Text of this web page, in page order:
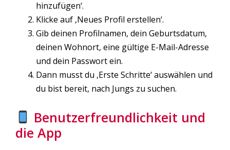
hinzufügen‘.
Klicke auf ‚Neues Profil erstellen‘.
Gib deinen Profilnamen, dein Geburtsdatum,
deinen Wohnort, eine gültige E-Mail-Adresse
und dein Passwort ein.
Dann musst du ‚Erste Schritte‘ auswählen und
du bist bereit, nach Jungs zu suchen.
Benutzerfreundlichkeit und
die App